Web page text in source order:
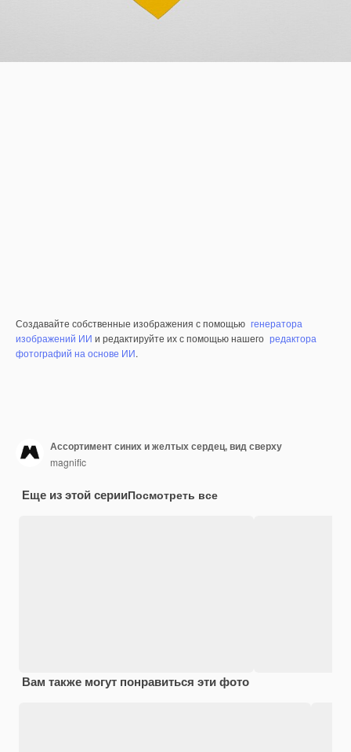
Создавайте собственные изображения с помощью генератора
изображений ИИ и редактируйте их с помощью нашего редактора
фотографий на основе ИИ.
Ассортимент синих и желтых сердец, вид сверху
magnific
Еще из этой серииПосмотреть все
Вам также могут понравиться эти фото